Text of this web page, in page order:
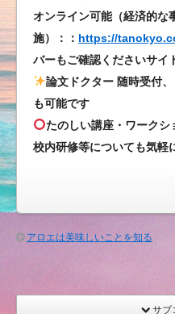
く
（LEAP
カ
ン
セ
オンライン可能（経済的な
施）：： https://
バーもご確認くださいサイ
論文ドクター 随時受付
も可能です
たのしい講座・ワークシ
校内研修等についても気軽
アロエは美味しいことを知る
サブ